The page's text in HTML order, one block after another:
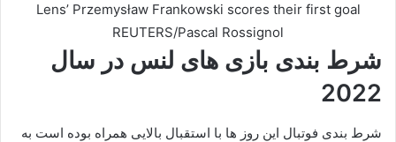
Lens’ Przemysław Frankowski scores their first goal
REUTERS/Pascal Rossignol
شرط بندی بازی های لنس در سال
2022
شرط بندی فوتبال این روز ها با استقبال بالایی همراه بوده است به